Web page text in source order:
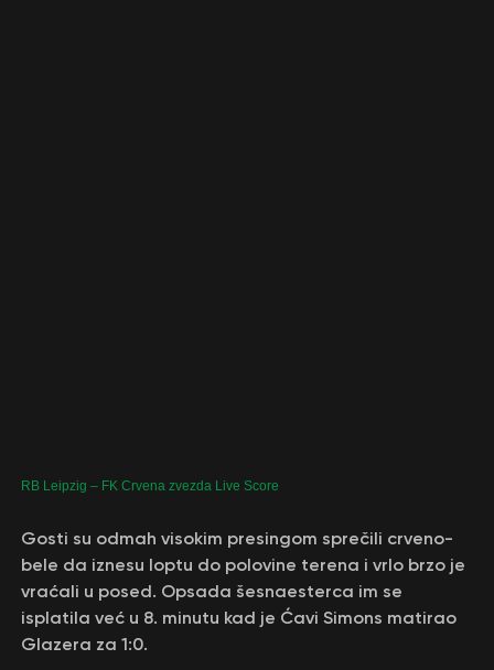
RB Leipzig – FK Crvena zvezda Live Score
Gosti su odmah visokim presingom sprečili crveno-
bele da iznesu loptu do polovine terena i vrlo brzo je
vraćali u posed. Opsada šesnaesterca im se
isplatila već u 8. minutu kad je Ćavi Simons matirao
Glazera za 1:0.